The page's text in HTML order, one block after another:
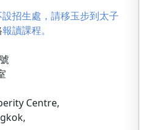
招生處，請移玉步到太子
報讀課程。
Centre,